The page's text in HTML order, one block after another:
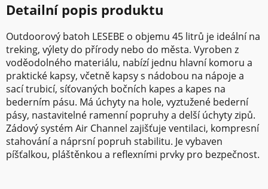
Detailní popis produktu
Outdoorový batoh LESEBE o objemu 45 litrů je ideální na
treking, výlety do přírody nebo do města. Vyroben z
voděodolného materiálu, nabízí jednu hlavní komoru a
praktické kapsy, včetně kapsy s nádobou na nápoje a
sací trubicí, síťovaných bočních kapes a kapes na
bederním pásu. Má úchyty na hole, vyztužené bederní
pásy, nastavitelné ramenní popruhy a delší úchyty zipů.
Zádový systém Air Channel zajišťuje ventilaci, kompresní
stahování a náprsní popruh stabilitu. Je vybaven
píšťalkou, pláštěnkou a reflexními prvky pro bezpečnost.